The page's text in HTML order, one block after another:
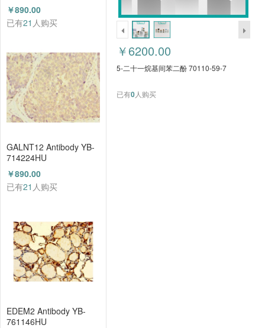
￥890.00
已有21 人购买
GALNT12 Antibody YB-
714224HU
￥890.00
已有21 人购买
EDEM2 Antibody YB-
761146HU
￥6200.00
5-二十一烷基间苯二酚 70110-59-7
已有0人购买